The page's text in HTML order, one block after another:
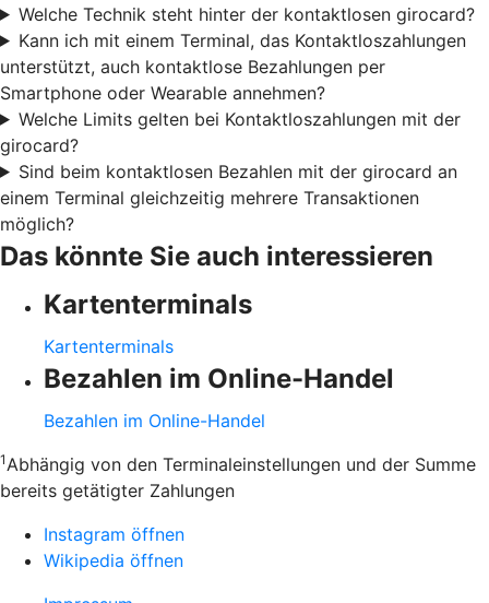
Welche Technik steht hinter der kontaktlosen girocard?
Kann ich mit einem Terminal, das Kontaktloszahlungen
unterstützt, auch kontaktlose Bezahlungen per
Smartphone oder Wearable annehmen?
Welche Limits gelten bei Kontaktloszahlungen mit der
girocard?
Sind beim kontaktlosen Bezahlen mit der girocard an
einem Terminal gleichzeitig mehrere Transaktionen
möglich?
Das könnte Sie auch interessieren
Kartenterminals
Kartenterminals
Bezahlen im Online-Handel
Bezahlen im Online-Handel
1 Abhängig von den Terminaleinstellungen und der Summe
bereits getätigter Zahlungen
Instagram öffnen
Wikipedia öffnen